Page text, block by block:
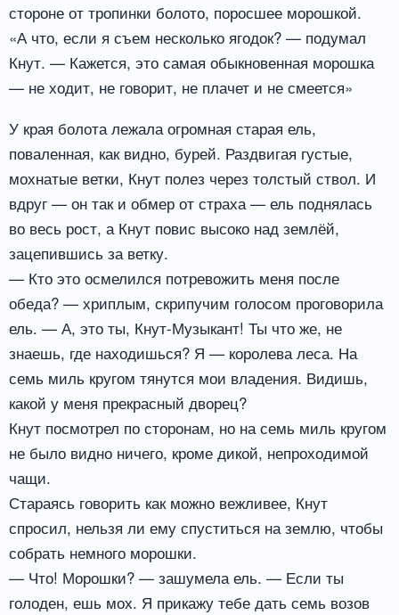
стороне от тропинки болото, поросшее морошкой.
«А что, если я съем несколько ягодок? — подумал
Кнут. — Кажется, это самая обыкновенная морошка
— не ходит, не говорит, не плачет и не смеется»
У края болота лежала огромная старая ель,
поваленная, как видно, бурей. Раздвигая густые,
мохнатые ветки, Кнут полез через толстый ствол. И
вдруг — он так и обмер от страха — ель поднялась
во весь рост, а Кнут повис высоко над землёй,
зацепившись за ветку.
— Кто это осмелился потревожить меня после
обеда? — хриплым, скрипучим голосом проговорила
ель. — А, это ты, Кнут-Музыкант! Ты что же, не
знаешь, где находишься? Я — королева леса. На
семь миль кругом тянутся мои владения. Видишь,
какой у меня прекрасный дворец?
Кнут посмотрел по сторонам, но на семь миль кругом
не было видно ничего, кроме дикой, непроходимой
чащи.
Стараясь говорить как можно вежливее, Кнут
спросил, нельзя ли ему спуститься на землю, чтобы
собрать немного морошки.
— Что! Морошки? — зашумела ель. — Если ты
голоден, ешь мох. Я прикажу тебе дать семь возов